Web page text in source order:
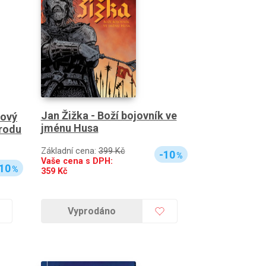
%
Jan Žižka - Boží bojovník ve
jménu Husa
Základní cena:399 Kč
Vaše cena s DPH:
359Kč
-10%
Vyprodáno